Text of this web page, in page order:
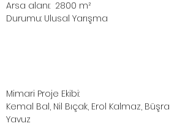
Arsa alanı: 2800 m²
Durumu: Ulusal Yarışma
Mimari Proje Ekibi:
Kemal Bal, Nil Bıçak, Erol Kalmaz, Büşra
Yavuz